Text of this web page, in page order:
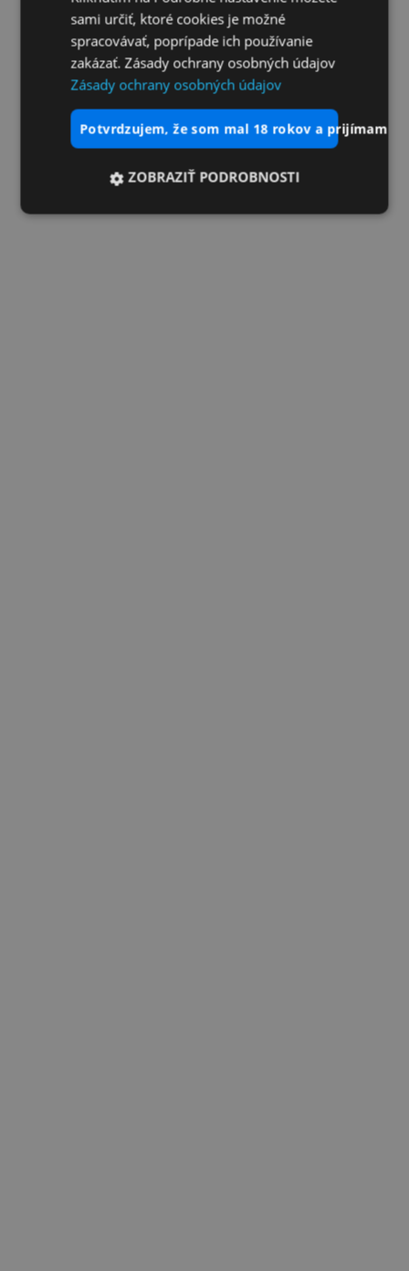
sami určiť, ktoré cookies je možné
spracovávať, poprípade ich používanie
zakázať. Zásady ochrany osobných údajov
Zásady ochrany osobných údajov
potvrdzujem, že som mal 18 rokov a prijímam
ZOBRAZIŤ PODROBNOSTI